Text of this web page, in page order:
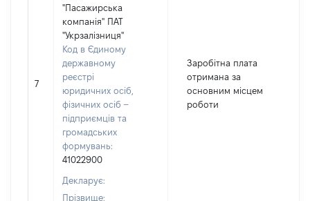
7
"Пасажирська
компанія" ПАТ
"Укрзалізниця"
Код в Єдиному
державному
реєстрі
юридичних осіб,
фізичних осіб –
підприємців та
громадських
формувань:
41022900
Декларує:
Прізвище:
Заробітна плата
отримана за
основним місцем
роботи